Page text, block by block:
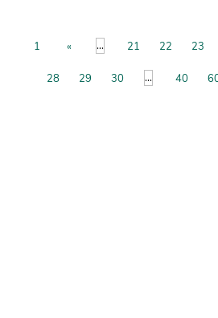
1 « ... 21 22 23
28 29 30 ... 40